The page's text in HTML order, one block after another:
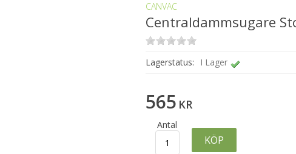
CANVAC
Centraldammsugare
Lagerstatus: I Lager
565 KR
Antal
KÖP